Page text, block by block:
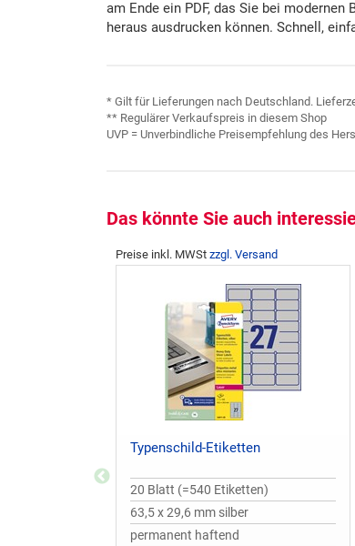
am Ende ein PDF, das Sie bei
heraus ausdrucken können. Schnell,
* Gilt für Lieferungen nach Deutschland.
** Regulärer Verkaufspreis in diesem Shop
UVP = Unverbindliche Preisempfehlung des
Das könnte Sie auch
Preise inkl. MWSt zzgl. Versand
Typenschild-Etiketten
20 Blatt (=540 Etiketten)
63,5 x 29,6 mm silber
permanent haftend